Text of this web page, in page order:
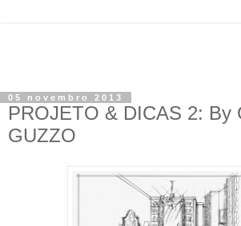
05 novembro 2013
PROJETO & DICAS 2: By
GUZZO